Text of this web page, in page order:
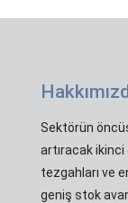
Sektörün
artıracak ikinci
tezgahları ve
geniş stok